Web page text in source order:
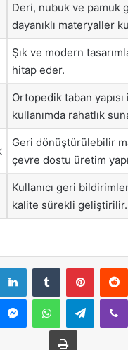
Deri, nubuk ve pamuk
dayanıklı materyaller
Şık ve modern
hitap eder.
Ortopedik taban
kullanımda rahatlık
Geri dönüştürülebilir
çevre dostu üretim
Kullanıcı geri
kalite sürekli geliştirilir.
LinkedInTumblr Pinterest
MessengerWhatsAppTelegram
Yazdır